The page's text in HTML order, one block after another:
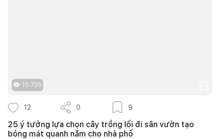
10.735
12 0 9
25 ý tưởng lựa chọn cây trồng lối đi sân vườn tạo
bóng mát quanh năm cho nhà phố